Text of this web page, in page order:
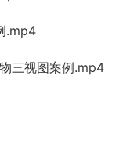
.mp4
三视图案例.mp4